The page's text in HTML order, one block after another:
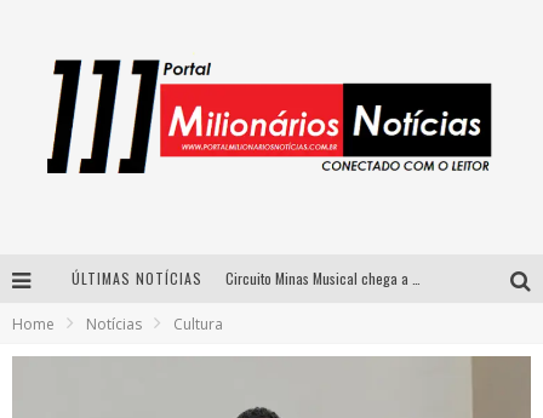
ÚLTIMAS NOTÍCIAS
Home Notícias Cultura